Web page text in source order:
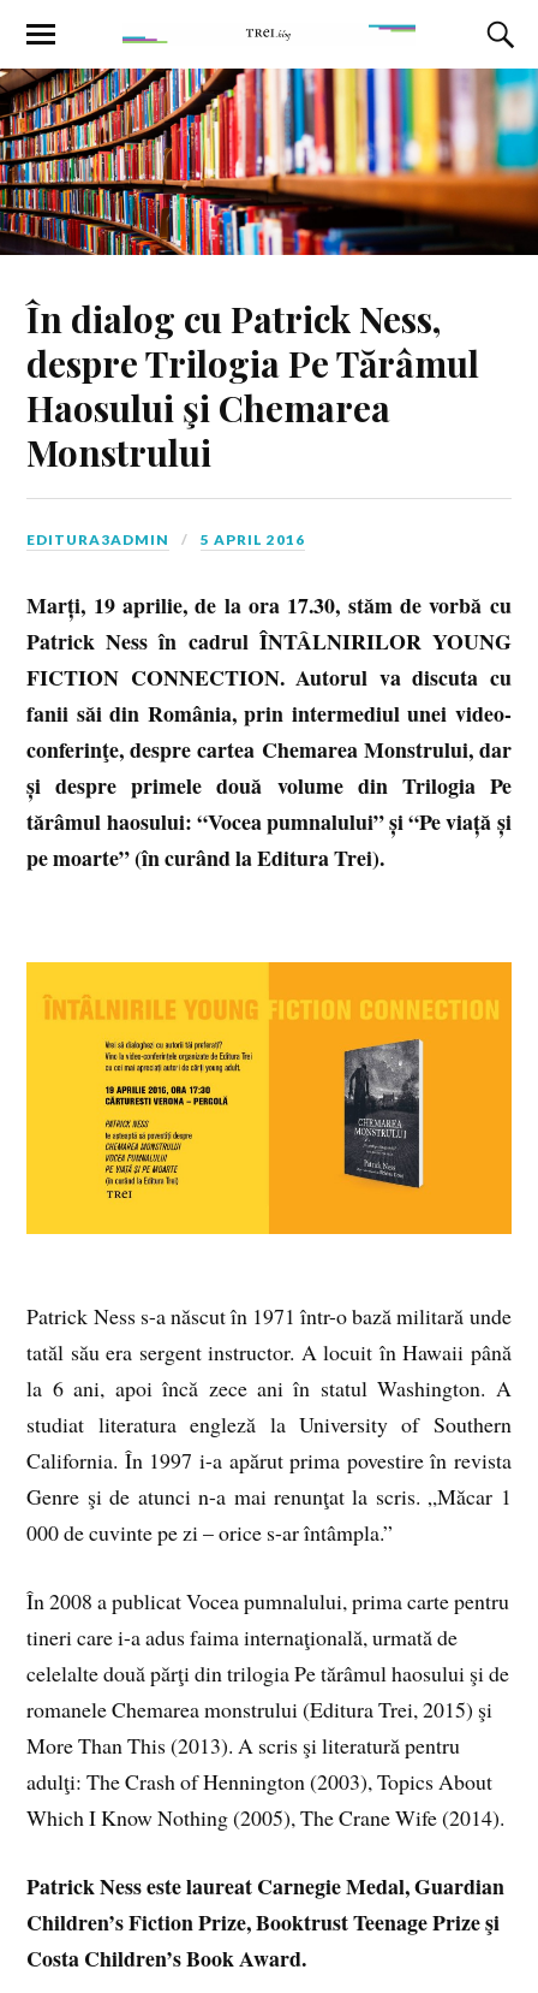
În dialog cu Patrick Ness,
despre Trilogia Pe Tărâmul
Haosului şi Chemarea
Monstrului
EDITURA3ADMIN 5 APRIL 2016
Marți, 19 aprilie, de la ora 17.30, stăm de vorbă cu
Patrick Ness în cadrul ÎNTÂLNIRILOR YOUNG
FICTION CONNECTION. Autorul va discuta cu
fanii săi din România, prin intermediul unei video-
conferinţe, despre cartea Chemarea Monstrului, dar
și despre primele două volume din Trilogia Pe
tărâmul haosului: “Vocea pumnalului” și “Pe viață și
pe moarte” (în curând la Editura Trei).
Patrick Ness s-a născut în 1971 într-o bază militară unde
tatăl său era sergent instructor. A locuit în Hawaii până
la 6 ani, apoi încă zece ani în statul Washington. A
studiat literatura engleză la University of Southern
California. În 1997 i-a apărut prima povestire în revista
Genre şi de atunci n-a mai renunţat la scris. „Măcar 1
000 decuvinte pe zi – orice s-ar întâmpla.”
În 2008 a publicat Vocea pumnalului, prima carte pentru
tineri care i-a adus faima internaţională, urmată de
celelalte două părţi din trilogia Pe tărâmul haosului şi de
romanele Chemarea monstrului (Editura Trei, 2015) şi
More Than This (2013). A scris şi literatură pentru
adulţi: The Crash of Hennington (2003), Topics About
Which I Know Nothing (2005), The Crane Wife (2014).
Patrick Ness este laureat Carnegie Medal, Guardian
Children’s Fiction Prize, Booktrust Teenage Prize şi
Costa Children’s Book Award.